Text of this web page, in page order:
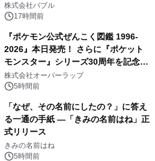
株式会社バブル
17時間前
『ポケモン公式ぜんこく図鑑 1996-
2026』本日発売！ さらに『ポケット
モンスター』シリーズ30周年を記念し
た画集『ポケットモンスター ビジュア
ルアートブック』の発売決定！ 2026
株式会社オーバーラップ
5時間前
「なぜ、その名前にしたの？」に答え
る一通の手紙 ―「きみの名前はね」正
式リリース
きみの名前はね
5時間前